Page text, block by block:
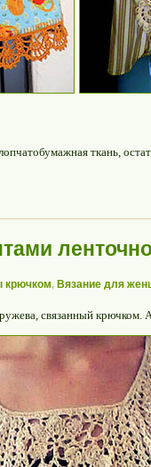
ткань,
крючком, Вязание для
связанный крючком.